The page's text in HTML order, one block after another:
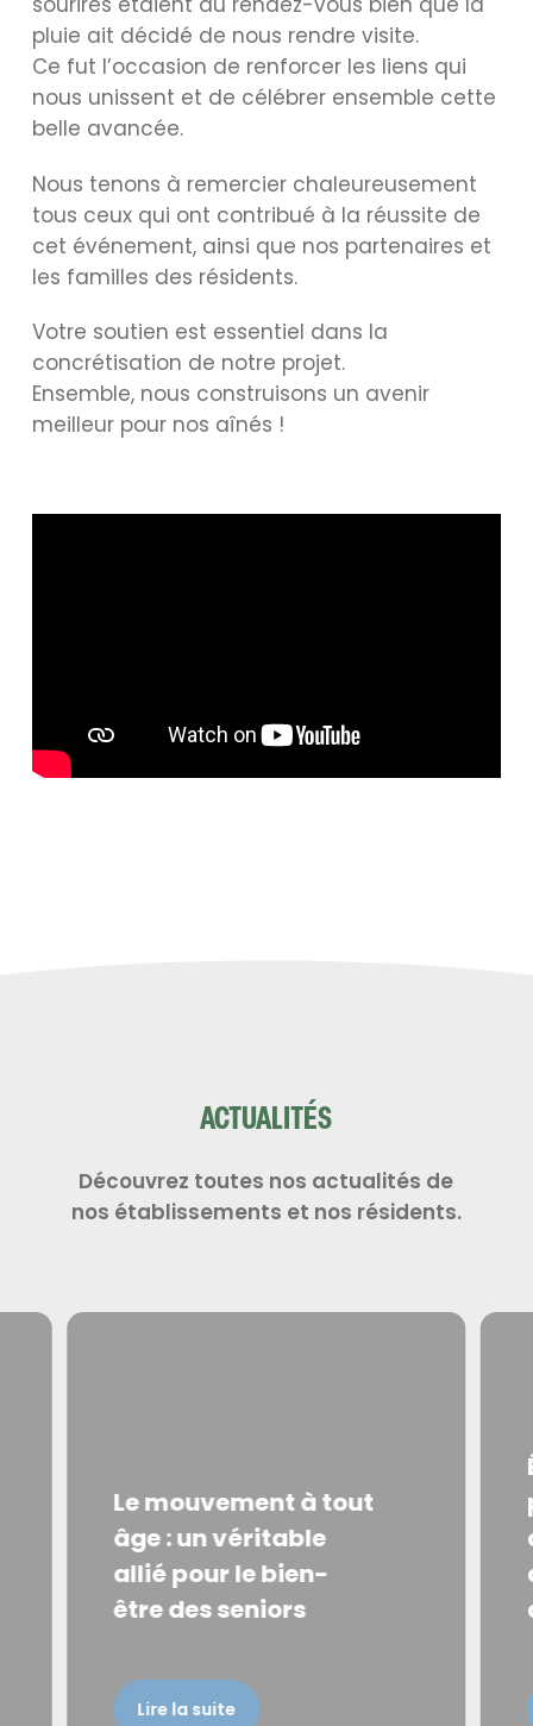
pluie ait décidé de nous rendre visite.
Ce fut l’occasion de renforcer les liens qui
nous unissent et de célébrer ensemble cette
belle avancée.
Nous tenons à remercier chaleureusement
tous ceux qui ont contribué à la réussite de
cet événement, ainsi que nos partenaires et
les familles des résidents.
Votre soutien est essentiel dans la
concrétisation de notre projet.
Ensemble, nous construisons un avenir
meilleur pour nos aînés !
ACTUALITÉS
Découvrez toutes nos actualités de
nos établissements et nos résidents.
Le mouvement à tout
âge : un véritable
allié pour le bien-
être des seniors
Lire la suite